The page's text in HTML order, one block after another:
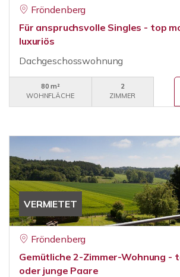
Fröndenberg
Für anspruchsvolle Singles - top
luxuriös
Dachgeschosswohnung
80 m²
WOHNFLÄCHE
2
ZIMMER
VERMIETET
Fröndenberg
Gemütliche 2-Zimmer-Wohnung -
oder junge Paare